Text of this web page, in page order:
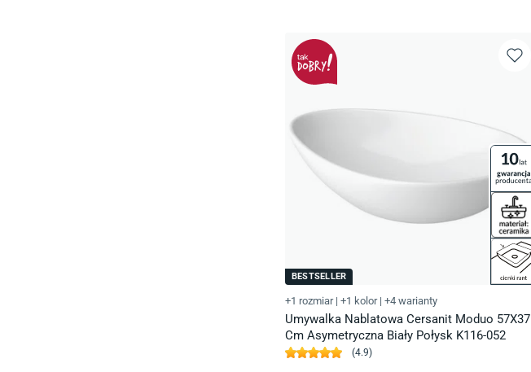
BESTSELLER
+1 rozmiar | +1 kolor | +4 warianty
Umywalka Nablatowa Cersanit Moduo 57X37
Cm Asymetryczna Biały Połysk K116-052
(4.9)